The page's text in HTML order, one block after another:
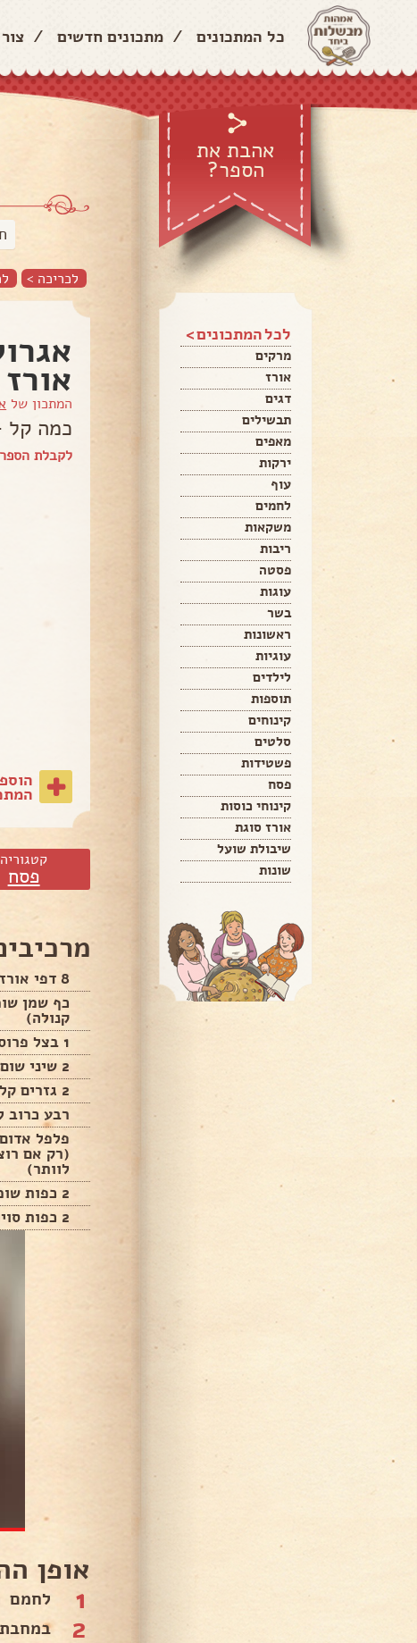
כל המתכונים / מתכונים חדשים /
אהבת את
הספר?
לכל המתכונים >
מרקים
אורז
דגים
תבשילים
מאפים
ירקות
עוף
לחמים
משקאות
ריבות
פסטה
עוגות
בשר
ראשונות
עוגיות
לילדים
תוספות
קינוחים
סלטים
פשטידות
פסח
קינוחי כוסות
אורז סוגת
שיבולת שועל
שונות
לכריכה >
המתכון של
כמה קל
לקבלת הספר
קטגוריה
פסח
8 דפי אורז (1 לכל סועד)
כף שמן
קנולה)
1 בצל פרוס דק
2 שיני שום כתושות
2 גזרים קלופים מגורדים דק
רבע כרוב
פלפל
(רק אם
לוותר)
2 כפות שומשום
2 כפות סויה
אופן
1 לחמם תנור 200
2